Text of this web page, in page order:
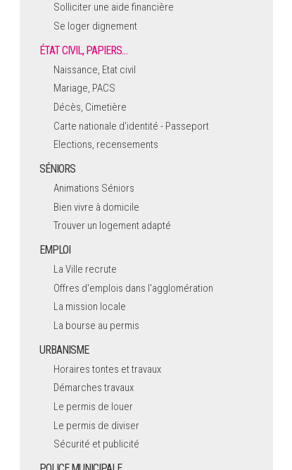
Solliciter une aide financière
Se loger dignement
ÉTAT CIVIL, PAPIERS…
Naissance, Etat civil
Mariage, PACS
Décès, Cimetière
Carte nationale d'identité - Passeport
Elections, recensements
SÉNIORS
Animations Séniors
Bien vivre à domicile
Trouver un logement adapté
EMPLOI
La Ville recrute
Offres d'emplois dans l'agglomération
La mission locale
La bourse au permis
URBANISME
Horaires tontes et travaux
Démarches travaux
Le permis de louer
Le permis de diviser
Sécurité et publicité